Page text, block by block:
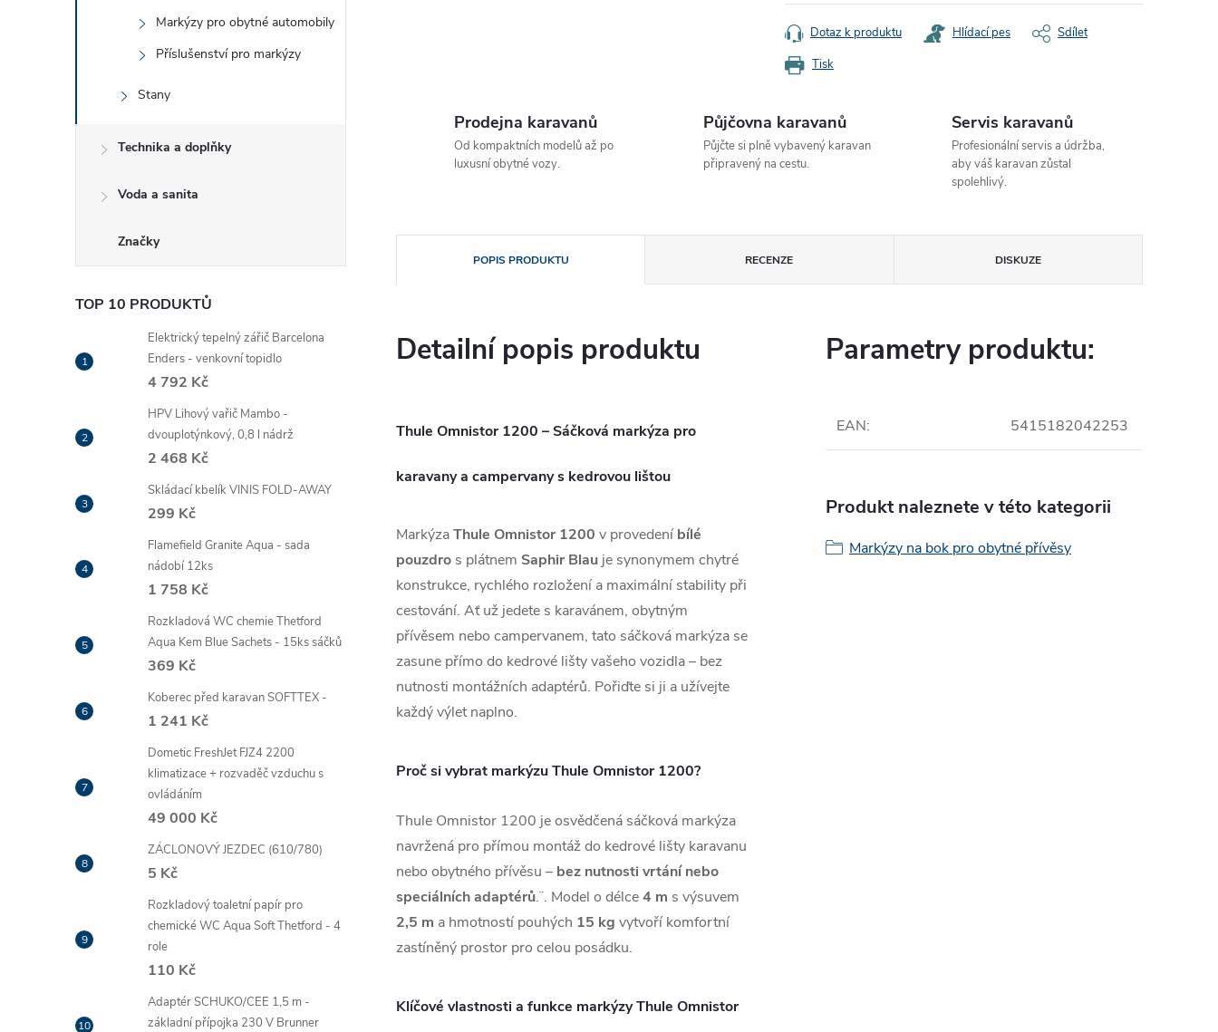
Markýzy pro obytné automobily
Příslušenství pro markýzy
Stany
Technika a doplňky
Voda a sanita
Značky
TOP 10 PRODUKTŮ
Elektrický tepelný zářič Barcelona
Enders - venkovní topidlo
4 792 Kč
HPV Lihový vařič Mambo -
dvouplotýnkový, 0,8 l nádrž
2 468 Kč
Skládací kbelík VINIS FOLD-AWAY
299 Kč
Flamefield Granite Aqua - sada
nádobí 12ks
1 758 Kč
Rozkladová WC chemie Thetford
Aqua Kem Blue Sachets - 15ks sáčků
369 Kč
Koberec před karavan SOFTTEX -
1 241 Kč
Dometic FreshJet FJZ4 2200
klimatizace + rozvaděč vzduchu s
ovládáním
49 000 Kč
ZÁCLONOVÝ JEZDEC (610/780)
5 Kč
Rozkladový toaletní papír pro
chemické WC Aqua Soft Thetford - 4
role
110 Kč
Adaptér SCHUKO/CEE 1,5 m -
základní přípojka 230 V Brunner
Tisk
Dotaz k produktu Hlídací pes Sdílet
Prodejna karavanů
Od kompaktních modelů až po
luxusní obytné vozy.
Půjčovna karavanů
Půjčte si plně vybavený karavan
připravený na cestu.
Servis karavanů
Profesionální servis a údržba,
aby váš karavan zůstal
spolehlivý.
POPIS PRODUKTU RECENZE DISKUZE
Detailní popis produktu
Thule Omnistor 1200 – Sáčková markýza pro
karavany a campervany s kedrovou lištou
MarkýzaThule Omnistor 1200 v provedení bílé
pouzdro s plátnem Saphir Blau je synonymem chytré
konstrukce, rychlého rozložení a maximální stability při
cestování. Ať už jedete s karavánem, obytným
přívěsem nebo campervanem, tato sáčková markýza se
zasune přímo do kedrové lišty vašeho vozidla – bez
nutnosti montážních adaptérů. Pořiďte si ji a užívejte
každý výlet naplno.
Proč si vybrat markýzu Thule Omnistor 1200?
Thule Omnistor 1200 je osvědčená sáčková markýza
navržená pro přímou montáž do kedrové lišty karavanu
nebo obytného přívěsu – bez nutnosti vrtání nebo
speciálních adaptérů.¨. Model o délce4 m s výsuvem
2,5 m a hmotností pouhých 15 kg vytvoří komfortní
zastíněný prostor pro celou posádku.
Klíčové vlastnosti a funkce markýzy Thule Omnistor
Parametry produktu:
EAN: 5415182042253
Produkt naleznete v této kategorii
Markýzy na bok pro obytné přívěsy